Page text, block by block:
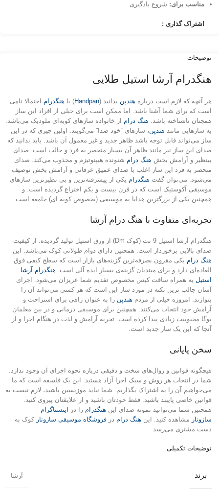
مناسب برای: شروع یادگیری
اشتراک گذاری :
توضیحات
هنگدرام آرشا استیل طلایی
هر آنچه که لازم است درباره هندپن بدانید (Handpan) یا هنگدرام احتمالا نامی
است که برای شما آشنا باشد. اما ممکن است برای خیلی از افراد این ساز
همچنان ناشناخته باشد. هنگ درام از خانواده سازهای کوبه‌ای ملودیک می‌باشد.
به سازهایی مانند هندپن، سازهای “خود صدا” می‌گویند. اولین چیزی که در این
ساز می‌تواند قابل توجه باشد ظاهر جدید و غیر معمول آن باشد. باید بدانید که
صدای این ساز نیز مانند ظاهر آن بسیار منحصر به فرد و جالب است. صدای
بینظیر و آرامش بخش هنگ درام شنونده هیپنوتیزم و مجذوب می‌کند. صدای
منحصر به فرد این ساز اغلب با صدای عمیق عرفانی و آرامش بخش توصیف
می‌شود. می‌توان گفت هنگدرام یکی از پیشرفته‌ترین و بی نظیرترین سازهای
موسیقی آکوستیک است که در قرن بیست و یکم اختراع گردیده است. و
همچنین یکی از بزرگترین هدایا به موسیقی (بخصوص کوبه ای) جامعه است.
تجربه‌ای متفاوت با هنگ درام آرشا
هنگدرام آرشا استیل 9 نت (کوک Dm) از ورق استیل تولید گردیده. از کیفیت
صدای بالایی برخوردار است. همچنین دارای دوام طولانی کوک می‌باشد. این
هنگ درام یکی مقرون بصرفه‌ترین گزینه‌های بازار است که سطح کیفی فوق
العاده‌ای دارد و برای مبتدیان گزینه‌ی بسیار ایده آلی است. هنگدرام آرشا
استیل به همراه سافت کیس مخصوص تقدیم شما عزیزان می‌شود. اجرای
آسان جالب ترین نکته در مورد ساز این است که هر کسی می‌تواند آن را
بنوازند. امروزه خیلی از مردم هندپن را به عنوان راهی برای استراحت و
آرامش خود انتخاب می‌کنند. همچنین برای موسیقی درمانی و در بین معلمان
یوگا محبوبیت زیادی پیدا کرده است. تجربه آرامش و لذت در هنگام اجرا و از
آنجا که این یک ساز جدید است.
سخن پایانی
هیچگونه قوانین و روال‌های سخت و دقیقی درباره نحوه اجرای آن وجود ندارد.
شما در انتخاب هر روش و سبک اجرا آزاد هستید. این یک فلسفه است که ما
می‌خواهیم آن را به اشتراک بگذاریم: شما نباید موزیسین باشید، لازم نیست به
قوانین خاصی پایبند باشید. فقط خودتان باشید و از علایقتان پیروی کنید.
همچنین شما می‌توانید نمونه صدای این هنگدرام را در
اینستاگرام
سازوتار مشاهده کنید. این هنگ درام در فروشگاه موسیقی سازوتار کوک به
دست مشتری می‌رسد.
توضیحات تکمیلی
برند آرشا